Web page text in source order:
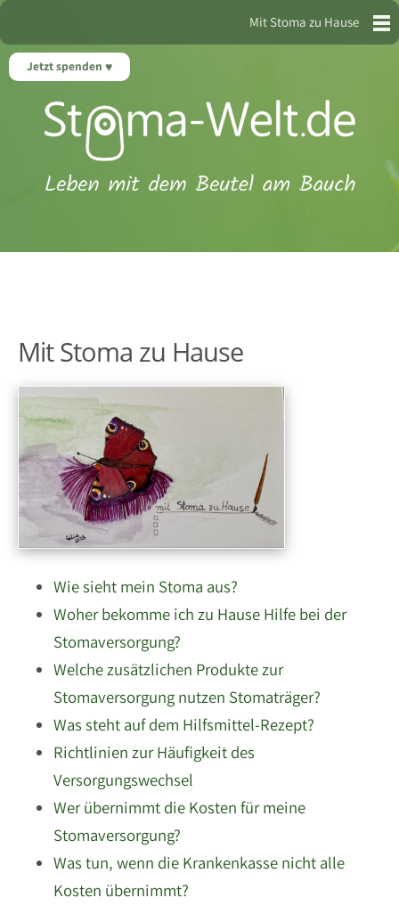
Jetzt spenden
Mit Stoma zu Hause
Mit Stoma zu Hause
Wie sieht mein Stoma aus?
Woher bekomme ich zu Hause Hilfe bei der
Stomaversorgung?
Welche zusätzlichen Produkte zur
Stomaversorgung nutzen Stomaträger?
Was steht auf dem Hilfsmittel-Rezept?
Richtlinien zur Häufigkeit des
Versorgungswechsel
Wer übernimmt die Kosten für meine
Stomaversorgung?
Was tun, wenn die Krankenkasse nicht alle
Kosten übernimmt?